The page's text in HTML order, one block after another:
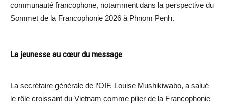
communauté francophone, notamment dans la perspective du
Sommet de la Francophonie 2026 à Phnom Penh.
La jeunesse au cœur du message
La secrétaire générale de l’OIF, Louise Mushikiwabo, a salué
le rôle croissant du Vietnam comme pilier de la Francophonie